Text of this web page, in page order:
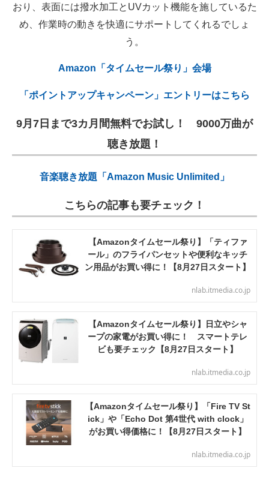
おり、表面には撥水加工とUVカット機能を施しているた
め、作業時の動きを快適にサポートしてくれるでしょ
う。
Amazon「タイムセール祭り」会場
「ポイントアップキャンペーン」エントリーはこちら
9月7日まで3カ月間無料でお試し！ 9000万曲が
聴き放題！
音楽聴き放題「Amazon Music Unlimited」
こちらの記事も要チェック！
【Amazonタイムセール祭り】「ティファ
ール」のフライパンセットや便利なキッチ
ン用品がお買い得に！【8月27日スタート】
nlab.itmedia.co.jp
【Amazonタイムセール祭り】日立やシャ
ープの家電がお買い得に！ スマートテレ
ビも要チェック【8月27日スタート】
nlab.itmedia.co.jp
【Amazonタイムセール祭り】「Fire TV St
ick」や「Echo Dot 第4世代 with clock」
がお買い得価格に！【8月27日スタート】
nlab.itmedia.co.jp